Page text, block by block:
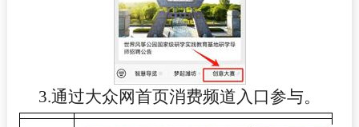
3.通过大众网首页消费频道入口参与。